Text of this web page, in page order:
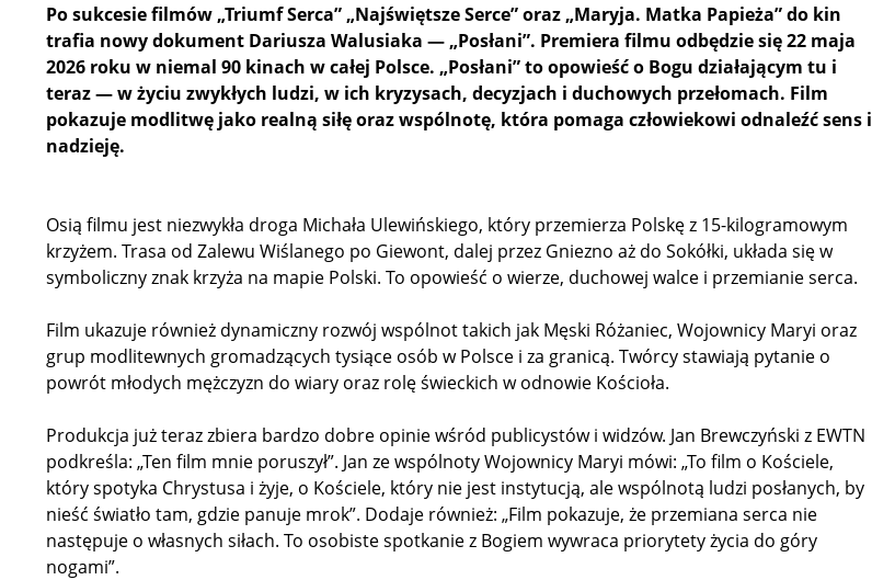
Po sukcesie filmów „Triumf Serca” „Najświętsze Serce” oraz „Maryja. Matka Papieża” do kin
trafia nowy dokument Dariusza Walusiaka — „Posłani”. Premiera filmu odbędzie się 22 maja
2026 roku w niemal 90 kinach w całej Polsce. „Posłani” to opowieść o Bogu działającym tu i
teraz — w życiu zwykłych ludzi, w ich kryzysach, decyzjach i duchowych przełomach. Film
pokazuje modlitwę jako realną siłę oraz wspólnotę, która pomaga człowiekowi odnaleźć sens i
nadzieję.
Osią filmu jest niezwykła droga Michała Ulewińskiego, który przemierza Polskę z 15-kilogramowym
krzyżem. Trasa od Zalewu Wiślanego po Giewont, dalej przez Gniezno aż do Sokółki, układa się w
symboliczny znak krzyża na mapie Polski. To opowieść o wierze, duchowej walce i przemianie serca.
Film ukazuje również dynamiczny rozwój wspólnot takich jak Męski Różaniec, Wojownicy Maryi oraz
grup modlitewnych gromadzących tysiące osób w Polsce i za granicą. Twórcy stawiają pytanie o
powrót młodych mężczyzn do wiary oraz rolę świeckich w odnowie Kościoła.
Produkcja już teraz zbiera bardzo dobre opinie wśród publicystów i widzów. Jan Brewczyński z EWTN
podkreśla: „Ten film mnie poruszył”. Jan ze wspólnoty Wojownicy Maryi mówi: „To film o Kościele,
który spotyka Chrystusa i żyje, o Kościele, który nie jest instytucją, ale wspólnotą ludzi posłanych, by
nieść światło tam, gdzie panuje mrok”. Dodaje również: „Film pokazuje, że przemiana serca nie
następuje o własnych siłach. To osobiste spotkanie z Bogiem wywraca priorytety życia do góry
nogami”.